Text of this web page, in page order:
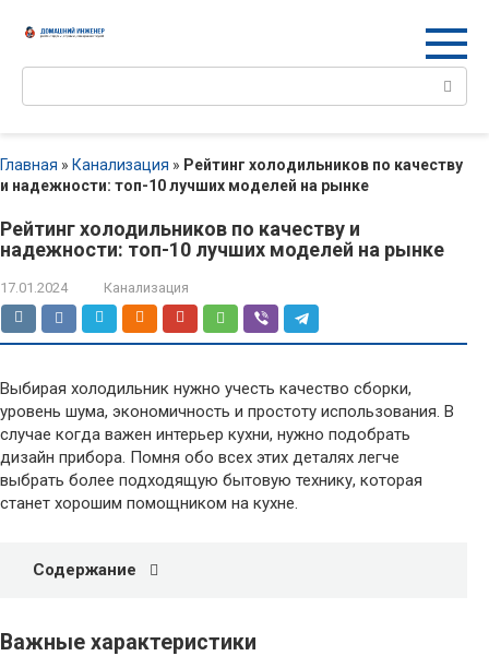
Поиск:
Главная » Канализация » Рейтинг холодильников по качеству
и надежности: топ-10 лучших моделей на рынке
Рейтинг холодильников по качеству и
надежности: топ-10 лучших моделей на рынке
17.01.2024 Канализация
Выбирая холодильник нужно учесть качество сборки,
уровень шума, экономичность и простоту использования. В
случае когда важен интерьер кухни, нужно подобрать
дизайн прибора. Помня обо всех этих деталях легче
выбрать более подходящую бытовую технику, которая
станет хорошим помощником на кухне.
Содержание
Важные характеристики